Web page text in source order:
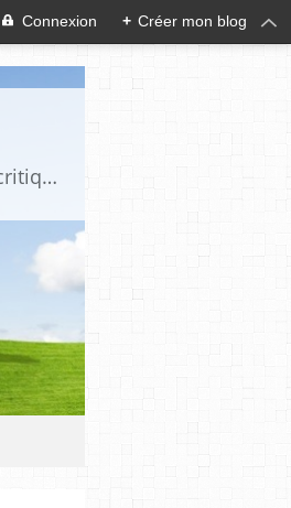
Connexion + Créer mon blog
Blog destiné à commenter l'actualité, politique, économique, culturelle, sportive, etc, dans un esprit de critique philosophique, d'esprit chrétien et français.La collaboration des lecteurs est souhaitée, de même que la courtoisie, et l'esprit de tolérance.